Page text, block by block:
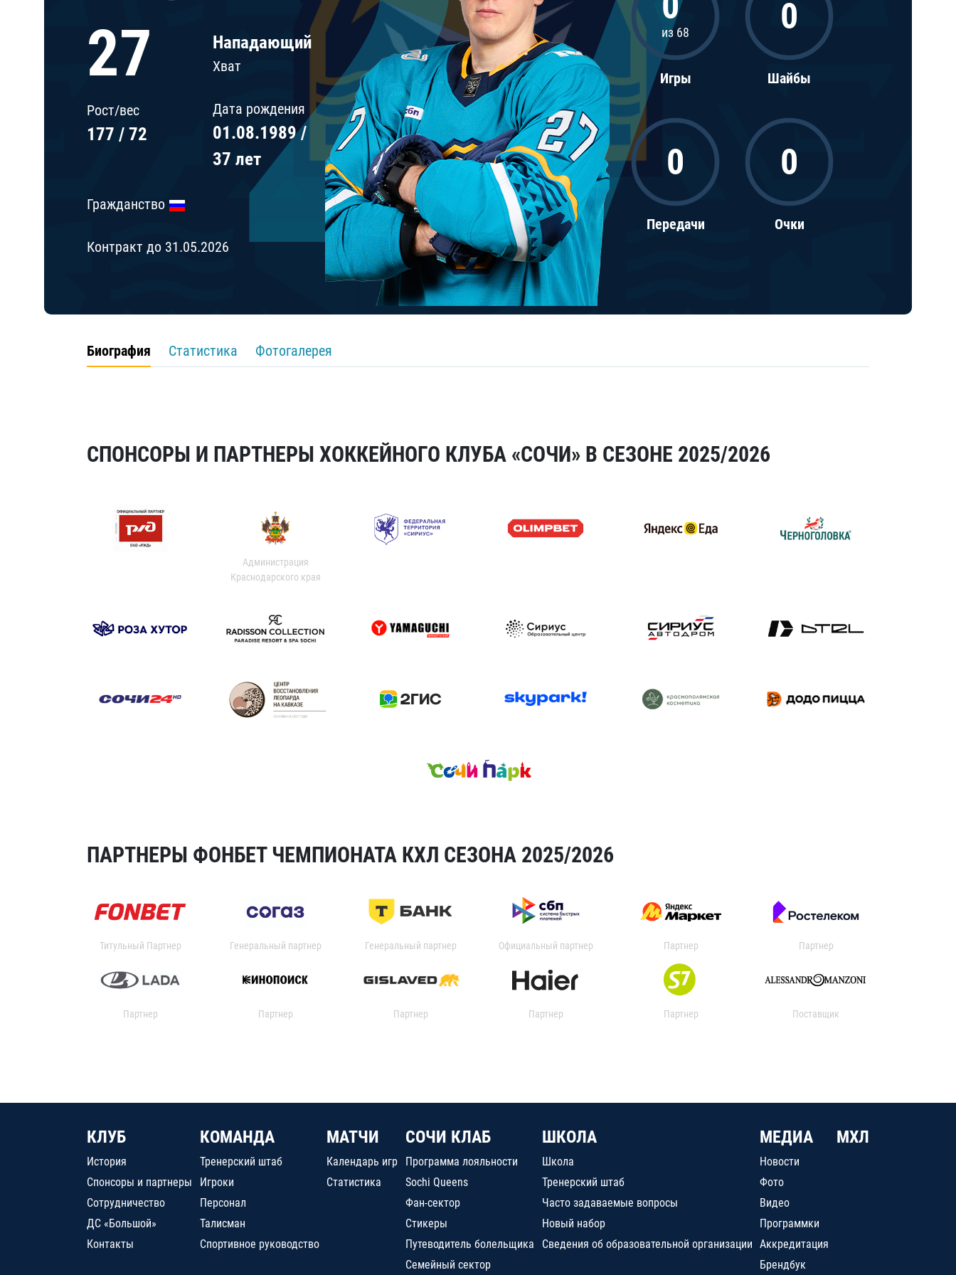
Амур
Барыс
Салават Юлаев
Сибирь
27
Рост/вес
177 / 72
Нападающий
Хват
Дата рождения
01.08.1989 /
37 лет
Гражданство
Контракт до 31.05.2026
из 68
Игры
0
Шайбы
0
Передачи
0
Очки
Биография Статистика Фотогалерея
СПОНСОРЫ И ПАРТНЕРЫ ХОККЕЙНОГО КЛУБА «СОЧИ» В СЕЗОНЕ 2025/2026
Администрация
Краснодарского края
ПАРТНЕРЫ ФОНБЕТ ЧЕМПИОНАТА КХЛ СЕЗОНА 2025/2026
Титульный Партнер Генеральный партнер Генеральный партнер Официальный партнер Партнер Партнер
Партнер Партнер Партнер Партнер Партнер Поставщик
КЛУБ
История
Спонсоры и партнеры
Сотрудничество
ДС «Большой»
Контакты
КОМАНДА
Тренерский штаб
Игроки
Персонал
Талисман
Спортивное руководство
МАТЧИ
Календарь игр
Статистика
СОЧИ КЛАБ
Программа лояльности
Sochi Queens
Фан-сектор
Стикеры
Путеводитель болельщика
Семейный сектор
ШКОЛА
Школа
Тренерский штаб
Часто задаваемые вопросы
Новый набор
Сведения об образовательной организации
МЕДИА
Новости
Фото
Видео
Программки
Аккредитация
Брендбук
МХЛ